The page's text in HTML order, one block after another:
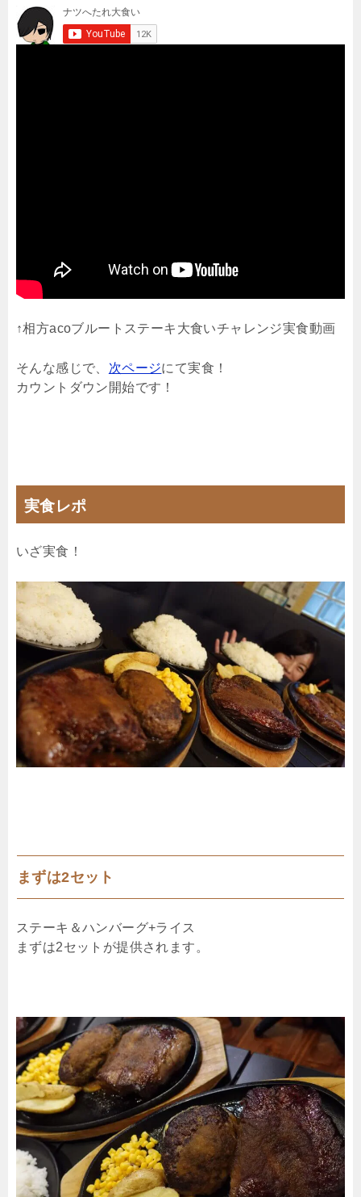
↑相方acoブルートステーキ大食いチャレンジ実食動画
そんな感じで、 次ページにて実食！
カウントダウン開始です！
実食レポ
いざ実食！
まずは2セット
ステーキ＆ハンバーグ+ライス
まずは2セットが提供されます。